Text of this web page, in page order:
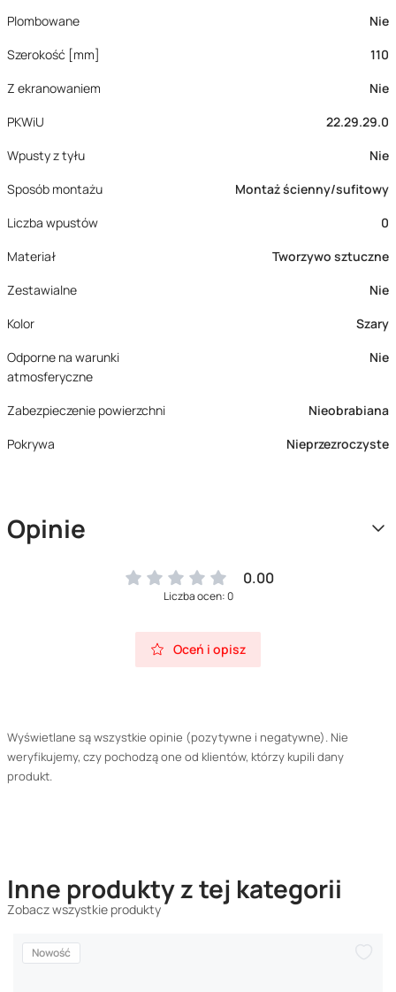
Plombowane
Nie
Szerokość [mm]
110
Z ekranowaniem
Nie
PKWiU
22.29.29.0
Wpusty z tyłu
Nie
Sposób montażu
Montaż ścienny/sufitowy
Liczba wpustów
0
Materiał
Tworzywo sztuczne
Zestawialne
Nie
Kolor
Szary
Odporne na warunki
atmosferyczne
Nie
Zabezpieczenie powierzchni
Nieobrabiana
Pokrywa
Nieprzezroczyste
Opinie
0.00
Liczba ocen: 0
Oceń i opisz
Wyświetlane są wszystkie opinie (pozytywne i negatywne). Nie
weryfikujemy, czy pochodzą one od klientów, którzy kupili dany
produkt.
Inne produkty z tej kategorii
Zobacz wszystkie produkty
Nowość